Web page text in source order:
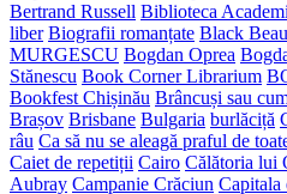
Bertrand Russell Biblioteca
liber Biografii romanțate Black
MURGESCU Bogdan Oprea
Stănescu Book Corner Librarium
Bookfest Chișinău Brâncuși sau
Brașov Brisbane Bulgaria burlăciță
râu Ca să nu se aleagă praful de
Caiet de repetiții Cairo Călătoria lui
Aubray Campanie Crăciun Capitala